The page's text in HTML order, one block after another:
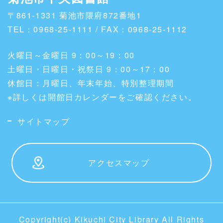
〒861-1331 菊池市隈府872番地1
TEL：0968-25-1111 / FAX：0968-25-1112
火曜日～金曜日 9：00～19：00
土曜日・日曜日・祝祭日 9：00～17：00
休館日：月曜日、年末年始、特別整理期間
※詳しくは開館日カレンダーをご確認ください。
サイトマップ
アクセスマップ
Copyright(c) Kikuchi City Library All Rights